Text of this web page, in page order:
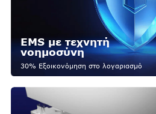
EMS με τεχνητή
νοημοσύνη
30% Εξοικονόμηση στο λογαριασμό